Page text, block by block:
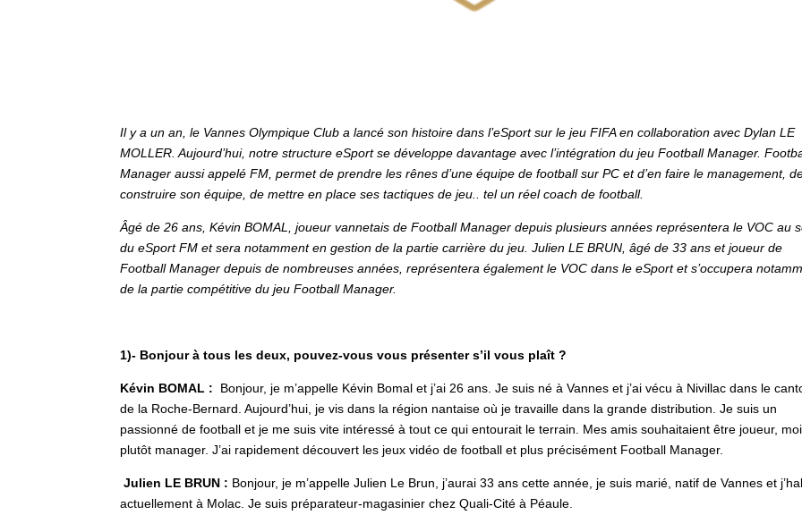
Il y a un an, le Vannes Olympique Club a lancé son histoire dans l’eSport sur le jeu FIFA en collaboration avec Dylan LE
MOLLER. Aujourd’hui, notre structure eSport se développe davantage avec l’intégration du jeu Football Manager.
Manager aussi appelé FM, permet de prendre les rênes d’une équipe de football sur PC et d’en faire le management,
construire son équipe, de mettre en place ses tactiques de jeu.. tel un réel coach de football.
Âgé de 26 ans, Kévin BOMAL, joueur vannetais de Football Manager depuis plusieurs années représentera le VOC au
du eSport FM et sera notamment en gestion de la partie carrière du jeu. Julien LE BRUN, âgé de 33 ans et joueur de
Football Manager depuis de nombreuses années, représentera également le VOC dans le eSport et s’occupera
de la partie compétitive du jeu Football Manager.
1)- Bonjour à tous les deux, pouvez-vous vous présenter s’il vous plaît ?
Kévin BOMAL : Bonjour, je m’appelle Kévin Bomal et j’ai 26 ans. Je suis né à Vannes et j’ai vécu à Nivillac dans le
de la Roche-Bernard. Aujourd’hui, je vis dans la région nantaise où je travaille dans la grande distribution. Je suis un
passionné de football et je me suis vite intéressé à tout ce qui entourait le terrain. Mes amis souhaitaient être joueur, moi
plutôt manager. J’ai rapidement découvert les jeux vidéo de football et plus précisément Football Manager.
Julien LE BRUN : Bonjour, je m’appelle Julien Le Brun, j’aurai 33 ans cette année, je suis marié, natif de Vannes et
actuellement à Molac. Je suis préparateur-magasinier chez Quali-Cité à Péaule.